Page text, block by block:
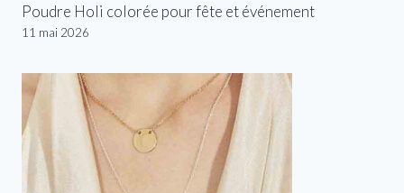
Poudre Holi colorée pour fête et événement
11 mai 2026